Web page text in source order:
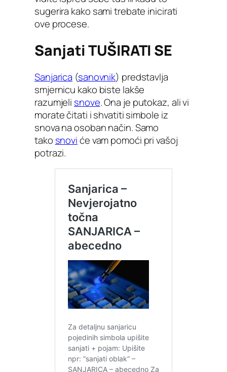
sugerira kako sami trebate inicirati
ove procese.
Sanjati TUŠIRATI SE
Sanjarica (sanovnik) predstavlja
smjernicu kako biste lakše
razumjeli snove. Ona je putokaz, ali vi
morate čitati i shvatiti simbole iz
snova na osoban način. Samo
tako snoviće vam pomoći pri vašoj
potrazi.